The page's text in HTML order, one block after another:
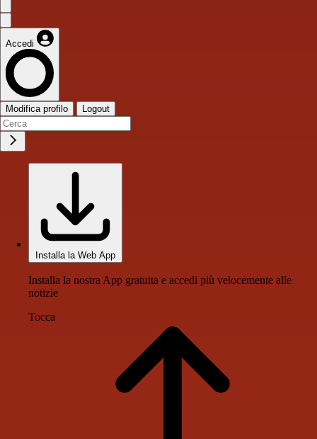
Accedi
Modifica profilo Logout
Installa la Web App
Installa la nostra App gratuita e accedi più velocemente alle
notizie
Tocca